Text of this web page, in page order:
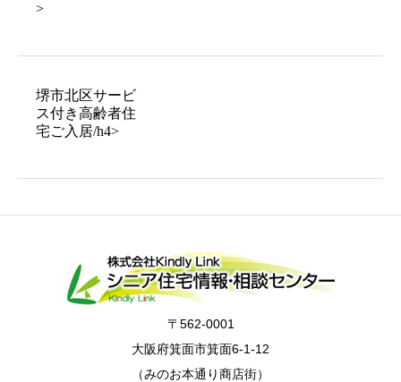
>
堺市北区サービ
ス付き高齢者住
宅ご入居/h4>
〒562-0001
大阪府箕面市箕面6-1-12
（みのお本通り商店街）